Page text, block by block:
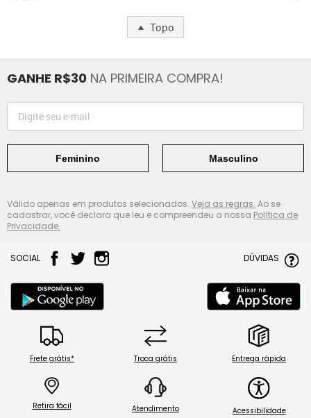
Topo
GANHE R$30 NA PRIMEIRA COMPRA!
Feminino Masculino
Válido apenas em produtos selecionados. Veja as regras. Ao se
cadastrar, você declara que leu e compreendeu a nossa Política de
Privacidade.
SOCIAL DÚVIDAS
Frete grátis* Troca grátis Entrega rápida
Retira fácil Atendimento Acessibilidade